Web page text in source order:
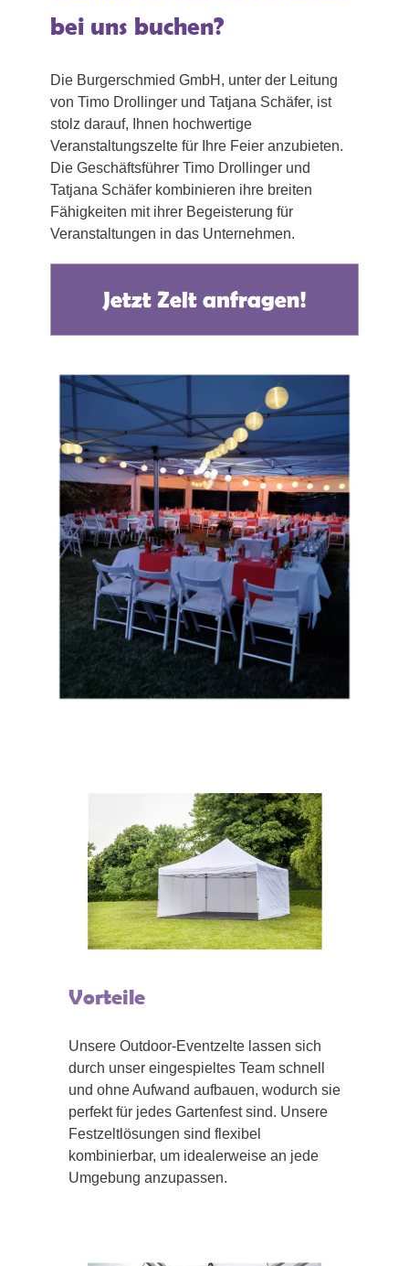
bei uns buchen?
Die Burgerschmied GmbH, unter der Leitung
von Timo Drollinger und Tatjana Schäfer, ist
stolz darauf, Ihnen hochwertige
Veranstaltungszelte für Ihre Feier anzubieten.
Die Geschäftsführer Timo Drollinger und
Tatjana Schäfer kombinieren ihre breiten
Fähigkeiten mit ihrer Begeisterung für
Veranstaltungen in das Unternehmen.
Vorteile
Unsere Outdoor-Eventzelte lassen sich
durch unser eingespieltes Team schnell
und ohne Aufwand aufbauen, wodurch sie
perfekt für jedes Gartenfest sind. Unsere
Festzeltlösungen sind flexibel
kombinierbar, um idealerweise an jede
Umgebung anzupassen.